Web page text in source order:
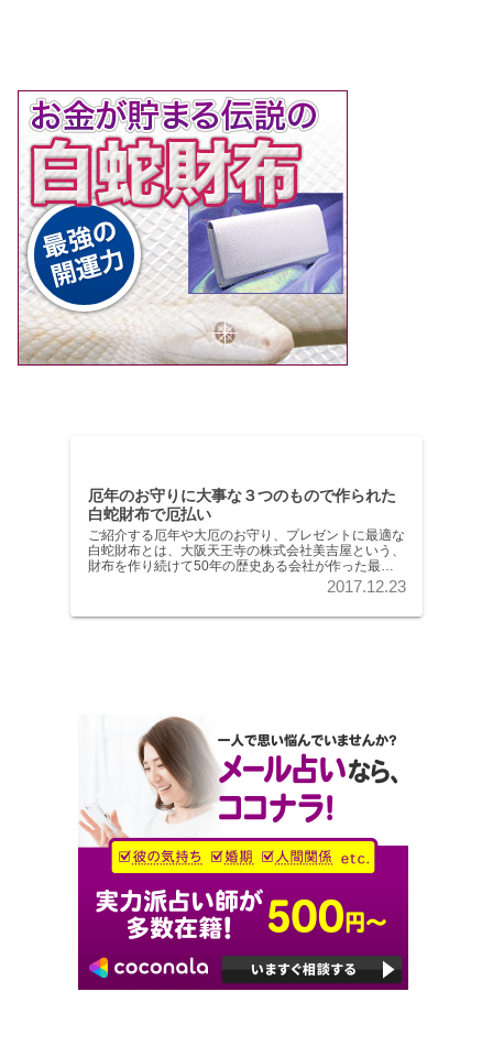
厄年のお守りに大事な３つのもので作られた
白蛇財布で厄払い
ご紹介する厄年や大厄のお守り、プレゼントに最適な
白蛇財布とは、大阪天王寺の株式会社美吉屋という、
財布を作り続けて50年の歴史ある会社が作った最高
品質の財布です。純国産の品質、古き良き日本の伝統
2017.12.23